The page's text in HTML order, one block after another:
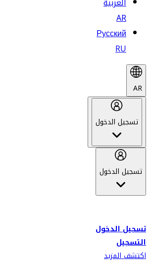
AR
Русский
RU
AR
تسجيل الدخول
تسجيل الدخول
تسجيل الدخول
التسجيل
اكتشف المزيد